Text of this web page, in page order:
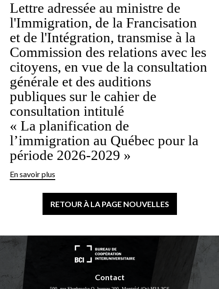
Lettre adressée au ministre de
l'Immigration, de la Francisation
et de l'Intégration, transmise à la
Commission des relations avec les
citoyens, en vue de la consultation
générale et des auditions
publiques sur le cahier de
consultation intitulé
« La planification de
l’immigration au Québec pour la
période 2026-2029 »
En savoir plus
RETOUR À LA PAGE NOUVELLES
Contact